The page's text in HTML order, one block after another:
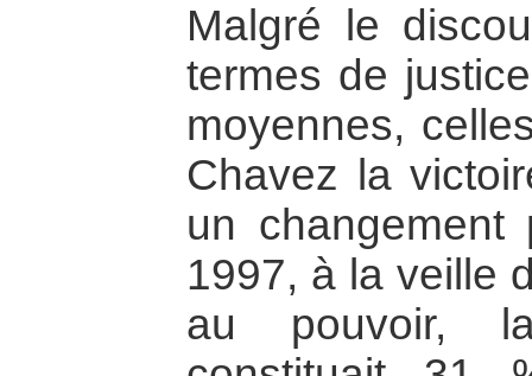
Malgré le
termes de
moyennes,
Chavez la
un changement
1997, à la veille
au pouvoir,